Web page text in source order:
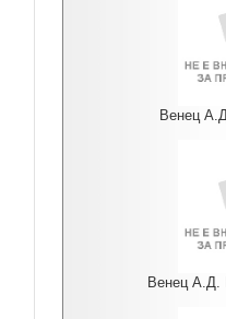
Венец
Венец А.Д.